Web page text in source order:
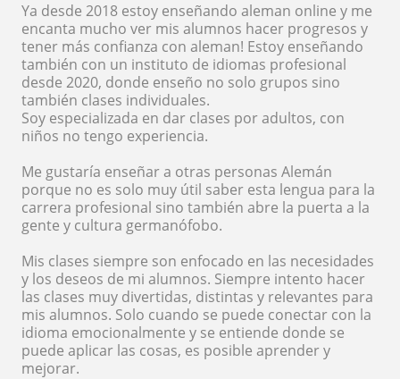
Ya desde 2018 estoy enseñando aleman online y me
encanta mucho ver mis alumnos hacer progresos y
tener más confianza con aleman! Estoy enseñando
también con un instituto de idiomas profesional
desde 2020, donde enseño no solo grupos sino
también clases individuales.
Soy especializada en dar clases por adultos, con
niños no tengo experiencia.
Me gustaría enseñar a otras personas Alemán
porque no es solo muy útil saber esta lengua para la
carrera profesional sino también abre la puerta a la
gente y cultura germanófobo.
Mis clases siempre son enfocado en las necesidades
y los deseos de mi alumnos. Siempre intento hacer
las clases muy divertidas, distintas y relevantes para
mis alumnos. Solo cuando se puede conectar con la
idioma emocionalmente y se entiende donde se
puede aplicar las cosas, es posible aprender y
mejorar.